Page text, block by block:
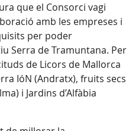
que el Consorci vagi
amb les empreses i
per poder
Serra de Tramuntana. Per
de Licors de Mallorca
IóN (Andratx), fruits secs
i Jardins d’Alfàbia